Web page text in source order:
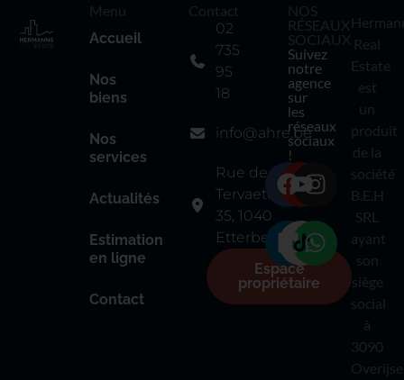
Menu
Accueil
Nos
biens
Nos
services
Actualités
Estimation
en ligne
Contact
Contact
02
735
95
18
info@ahre.be
Rue de
Tervaete
35, 1040
Etterbeek
Espace
propriétaire
NOS
RÉSEAUX
SOCIAUX
Suivez
notre
agence
sur
les
réseaux
sociaux
!
Real
Estate
est
un
produit
de la
société
B.E.H
SRL
ayant
son
siège
social
à
3090